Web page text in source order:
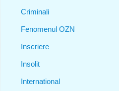
Criminali
Fenomenul OZN
Inscriere
Insolit
International